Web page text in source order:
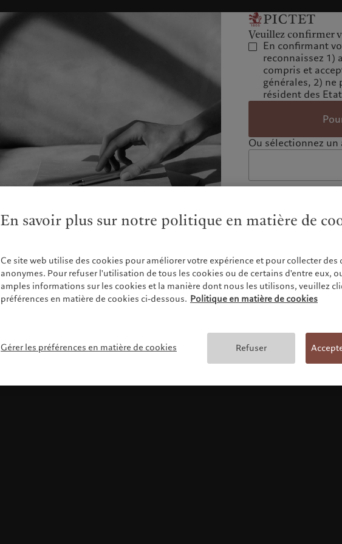
Veuillez confirmer
En confirmant
reconnaissez 1)
compris et
générales, 2) ne
résident des
Ou sélectionnez
En savoir plus sur notre politique en matière de
Ce site web utilise des cookies pour améliorer votre expérience et pour collecter
anonymes. Pour refuser l'utilisation de tous les cookies ou de certains d'entre eux,
amples informations sur les cookies et la manière dont nous les utilisons, veuillez
préférences en matière de cookies ci-dessous. Politique en matière de cookies
Gérer les préférences en matière de cookies Refuser